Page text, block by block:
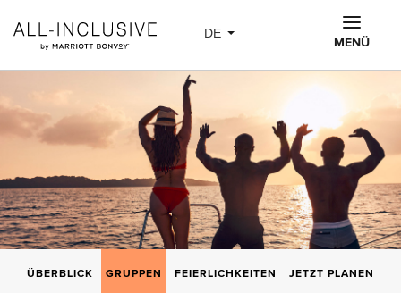
MENÜ
DE
ÜBERBLICK GRUPPEN FEIERLICHKEITEN JETZT PLANEN